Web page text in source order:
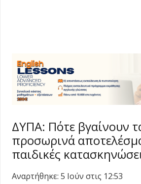
ΔΥΠΑ: Πότε βγαίνουν
προσωρινά
παιδικές
Αναρτήθηκε: 5 Ιούν στις 12:53